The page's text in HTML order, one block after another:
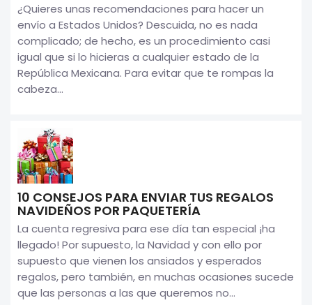
¿Quieres unas recomendaciones para hacer un
envío a Estados Unidos? Descuida, no es nada
complicado; de hecho, es un procedimiento casi
igual que si lo hicieras a cualquier estado de la
República Mexicana. Para evitar que te rompas la
cabeza...
10 CONSEJOS PARA ENVIAR TUS REGALOS
NAVIDEÑOS POR PAQUETERÍA
La cuenta regresiva para ese día tan especial ¡ha
llegado! Por supuesto, la Navidad y con ello por
supuesto que vienen los ansiados y esperados
regalos, pero también, en muchas ocasiones sucede
que las personas a las que queremos no...